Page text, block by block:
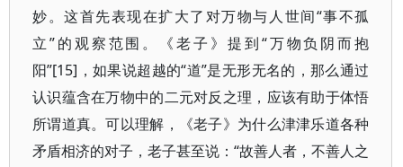
妙。这首先表现在扩大了对万物与人世间“事不孤
立”的观察范围。《老子》提到“万物负阴而抱
阳”[15]，如果说超越的“道”是无形无名的，那么通过
认识蕴含在万物中的二元对反之理，应该有助于体悟
所谓道真。可以理解，《老子》为什么津津乐道各种
矛盾相济的对子，老子甚至说：“故善人者，不善人之